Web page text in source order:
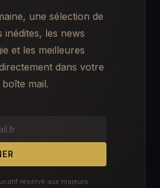
une sélection de
inédites, les news
et les meilleures
dans votre
boîte mail.
réservé aux majeurs ·